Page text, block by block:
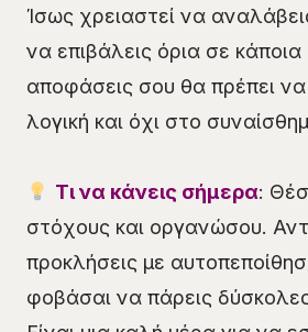
Ίσως χρειαστεί να
να επιβάλεις όρια σε
αποφάσεις σου θα πρέπει
λογική και όχι στο
Τι να κάνεις σήμερα:
στόχους και οργανώσου.
προκλήσεις με
φοβάσαι να πάρεις